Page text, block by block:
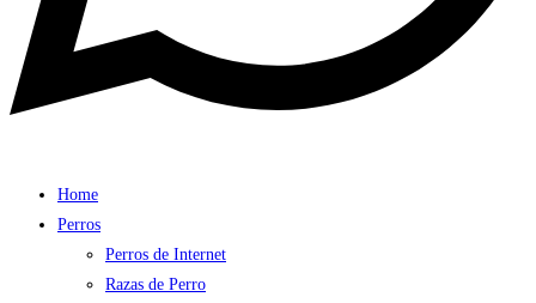
Home
Perros
Perros de Internet
Razas de Perro